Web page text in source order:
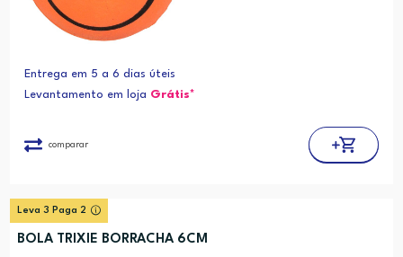
Entrega em 5 a 6 dias úteis
Levantamento em loja Grátis*
comparar
Leva 3 Paga 2
BOLA TRIXIE BORRACHA 6CM